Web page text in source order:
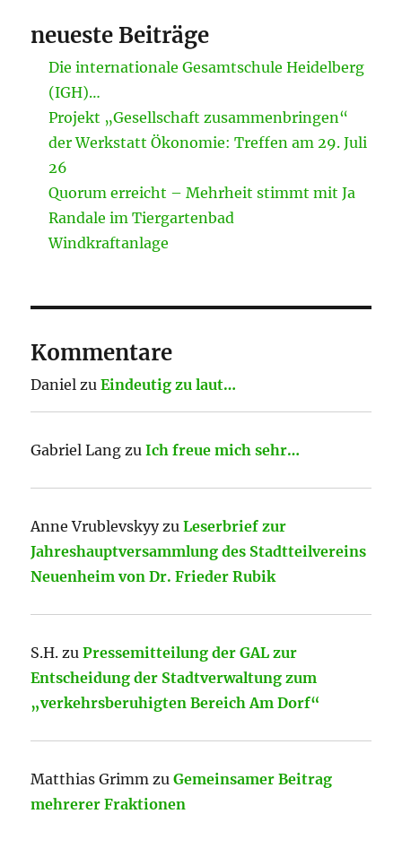
neueste Beiträge
Die internationale Gesamtschule Heidelberg
(IGH)…
Projekt „Gesellschaft zusammenbringen“
der Werkstatt Ökonomie: Treffen am 29. Juli
26
Quorum erreicht – Mehrheit stimmt mit Ja
Randale im Tiergartenbad
Windkraftanlage
Kommentare
Daniel zuEindeutig zu laut…
Gabriel Lang zuIch freue mich sehr…
Anne VrublevskyyzuLeserbrief zur
Jahreshauptversammlung des Stadtteilvereins
Neuenheim von Dr. Frieder Rubik
S.H. zuPressemitteilung der GAL zur
Entscheidung der Stadtverwaltung zum
„verkehrsberuhigten Bereich Am Dorf“
Matthias Grimm zuGemeinsamer Beitrag
mehrerer Fraktionen